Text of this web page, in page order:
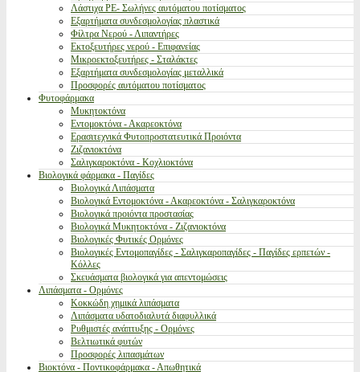
Λάστιχα PE- Σωλήνες αυτόματου ποτίσματος
Εξαρτήματα συνδεσμολογίας πλαστικά
Φίλτρα Νερού - Λιπαντήρες
Εκτοξευτήρες νερού - Επιφανείας
Μικροεκτοξευτήρες - Σταλάκτες
Εξαρτήματα συνδεσμολογίας μεταλλικά
Προσφορές αυτόματου ποτίσματος
Φυτοφάρμακα
Μυκητοκτόνα
Εντομοκτόνα - Ακαρεοκτόνα
Ερασιτεχνικά Φυτοπροστατευτικά Προιόντα
Ζιζανιοκτόνα
Σαλιγκαροκτόνα - Κοχλιοκτόνα
Βιολογικά φάρμακα - Παγίδες
Βιολογικά Λιπάσματα
Βιολογικά Εντομοκτόνα - Ακαρεοκτόνα - Σαλιγκαροκτόνα
Βιολογικά προιόντα προστασίας
Βιολογικά Μυκητοκτόνα - Ζιζανιοκτόνα
Βιολογικές Φυτικές Ορμόνες
Βιολογικές Εντομοπαγίδες - Σαλιγκαροπαγίδες - Παγίδες ερπετών -
Κόλλες
Σκευάσματα βιολογικά για απεντομώσεις
Λιπάσματα - Ορμόνες
Κοκκώδη χημικά λιπάσματα
Λιπάσματα υδατοδιαλυτά διαφυλλικά
Ρυθμιστές ανάπτυξης - Ορμόνες
Βελτιωτικά φυτών
Προσφορές λιπασμάτων
Βιοκτόνα - Ποντικοφάρμακα - Απωθητικά